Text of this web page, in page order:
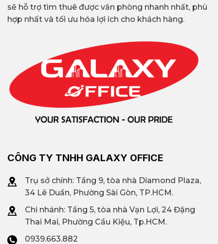
sẽ hỗ trợ tìm thuê được văn phòng nhanh nhất, phù
hợp nhất và tối ưu hóa lợi ích cho khách hàng.
CÔNG TY TNHH GALAXY OFFICE
Trụ sở chính: Tầng 9, tòa nhà Diamond Plaza,
34 Lê Duẩn, Phường Sài Gòn, TP.HCM.
Chi nhánh: Tầng 5, tòa nhà Vạn Lợi, 24 Đặng
Thai Mai, Phường Cầu Kiệu, Tp.HCM.
0939.663.882